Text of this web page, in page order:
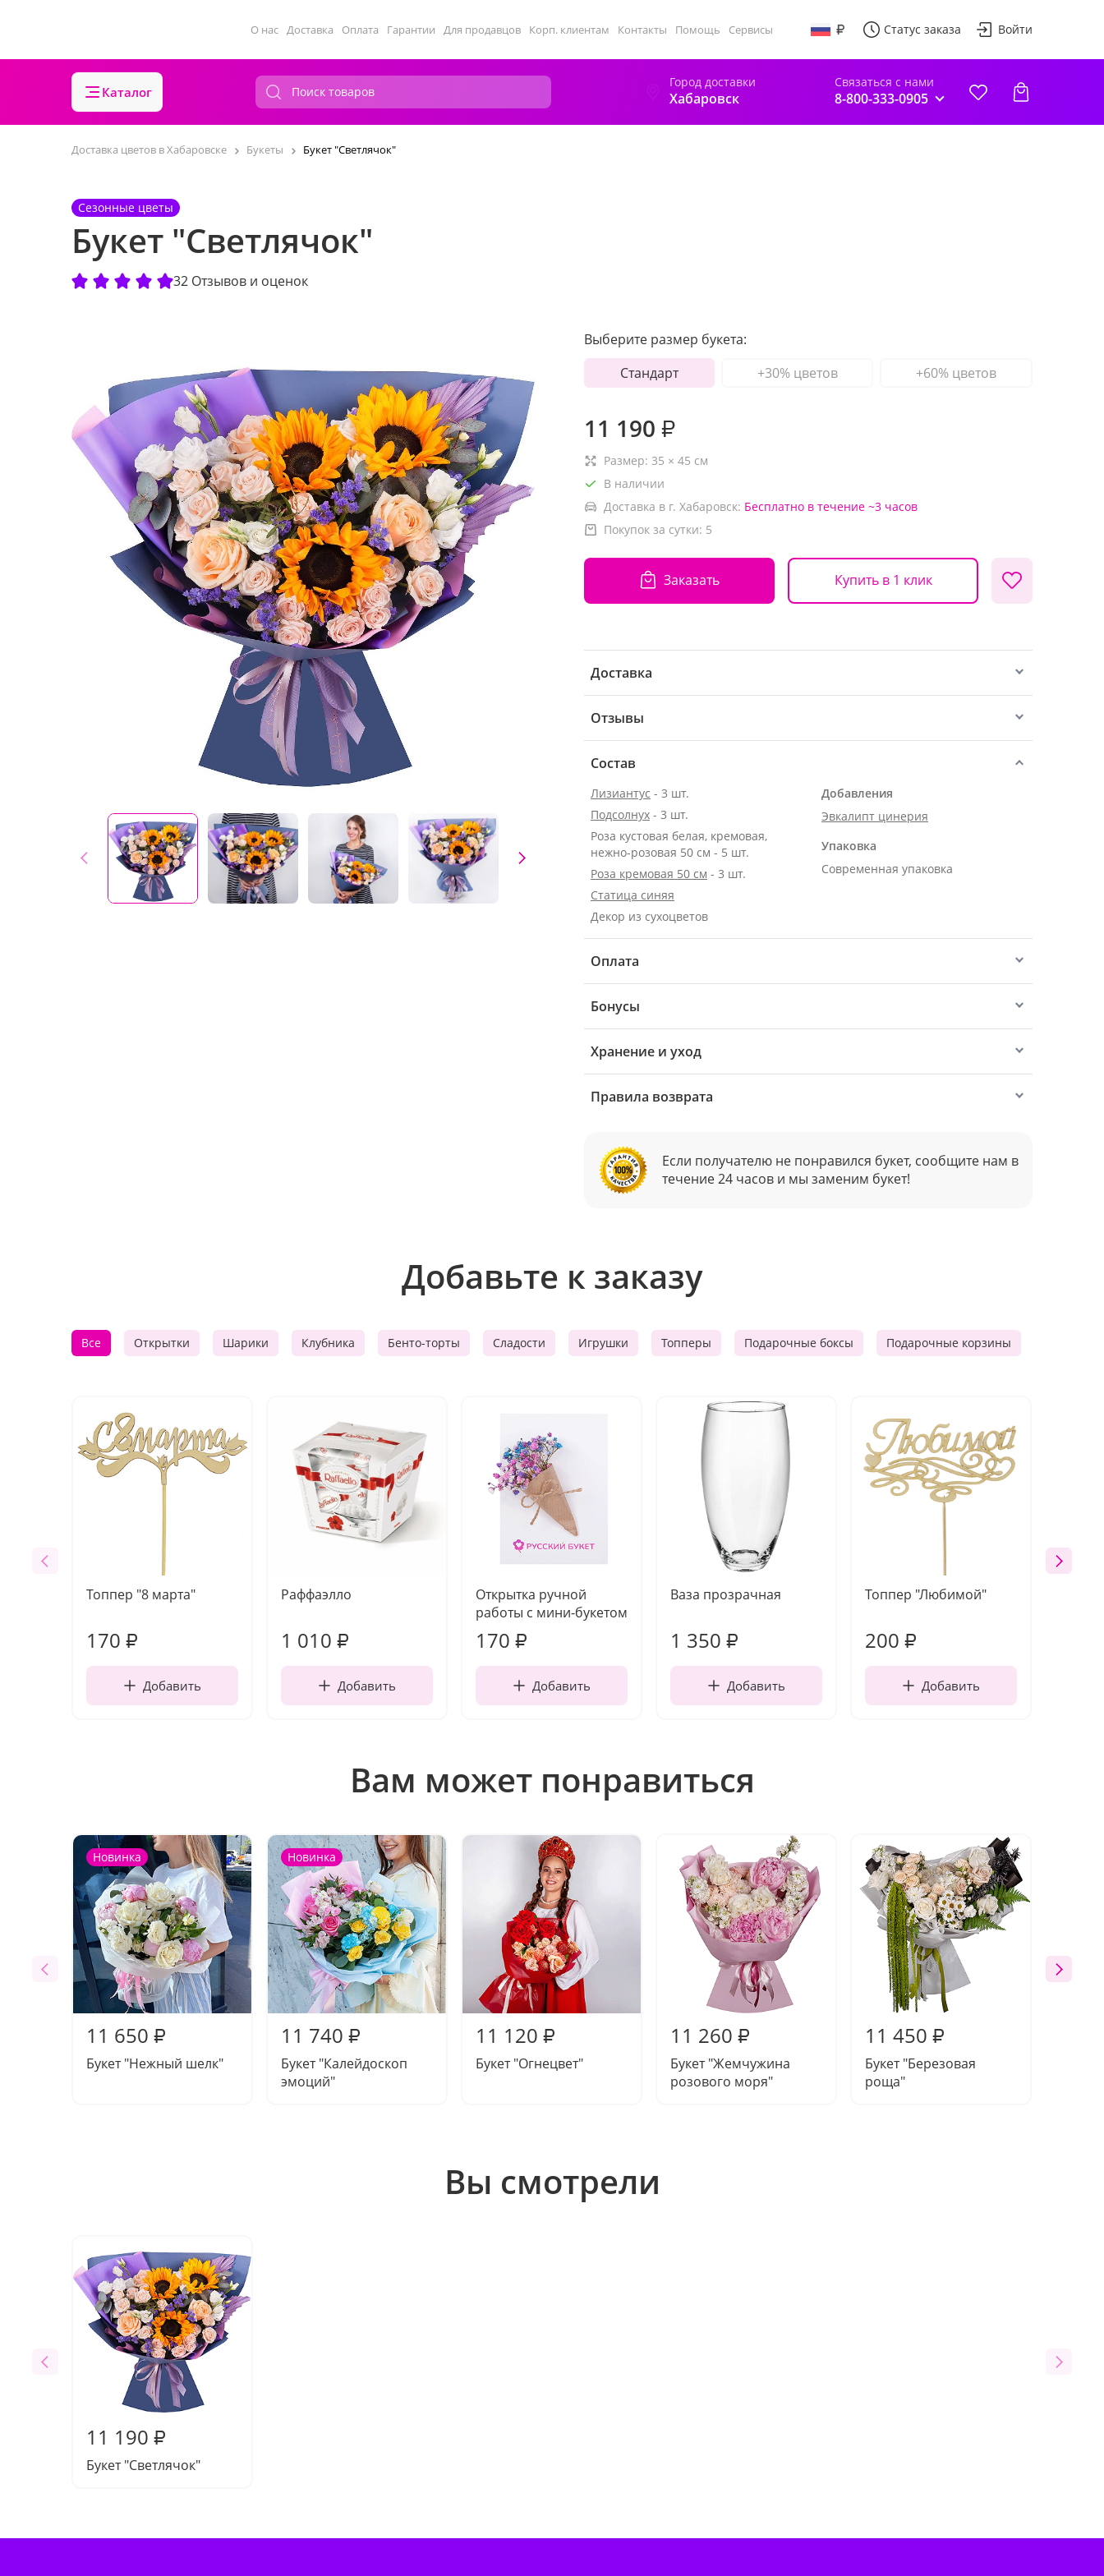
О нас Доставка Оплата Гарантии Для продавцов Корп. клиентам Контакты Помощь Сервисы Статус заказа Войти
Каталог
Город доставки
Хабаровск
Связаться с нами
8-800-333-0905
Доставка цветов в Хабаровске Букеты Букет "Светлячок"
Сезонные цветы
Букет "Светлячок"
32 Отзывов и оценок
Выберите размер букета:
Стандарт
+30% цветов +60% цветов
11 190 ₽
Размер: 35 × 45 см
В наличии
Доставка в г. Хабаровск: Бесплатно в течение ~3 часов
Покупок за сутки: 5
Заказать Купить в 1 клик
Доставка
Отзывы
Состав
Лизиантус - 3 шт.
Подсолнух - 3 шт.
Роза кустовая белая, кремовая,
нежно-розовая 50 см - 5 шт.
Роза кремовая 50 см - 3 шт.
Статица синяя
Декор из сухоцветов
Добавления
Эвкалипт цинерия
Упаковка
Современная упаковка
Оплата
Бонусы
Хранение и уход
Правила возврата
Если получателю не понравился букет, сообщите нам в
течение 24 часов и мы заменим букет!
Добавьте к заказу
Все Открытки Шарики Клубника Бенто-торты Сладости Игрушки Топперы Подарочные боксы Подарочные корзины
Топпер "8 марта"
170 ₽
Добавить
Раффаэлло
1 010 ₽
Добавить
Открытка ручной
работы с мини-букетом
170 ₽
Добавить
Ваза прозрачная
1 350 ₽
Добавить
Топпер "Любимой"
200 ₽
Добавить
Вам может понравиться
Новинка
11 650 ₽
Букет "Нежный шелк"
Новинка
11 740 ₽
Букет "Калейдоскоп
эмоций"
11 120 ₽
Букет "Огнецвет"
11 260 ₽
Букет "Жемчужина
розового моря"
11 450 ₽
Букет "Березовая
роща"
Вы смотрели
11 190 ₽
Букет "Светлячок"